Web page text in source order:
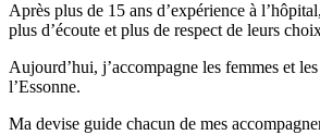
Après plus de 15 ans d’expérience à
plus d’écoute et plus de respect de leurs
Aujourd’hui, j’accompagne les femmes et
l’Essonne.
Ma devise guide chacun de mes